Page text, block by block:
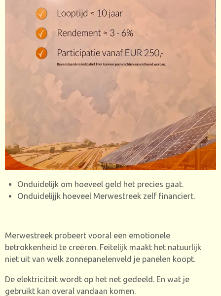
Onduidelijk om hoeveel geld het precies gaat.
Onduidelijjk hoeveel Merwestreek zelf financiert.
Merwestreek probeert vooral een emotionele
betrokkenheid te creëren. Feitelijk maakt het natuurlijk
niet uit van welk zonnepanelenveld je panelen koopt.
De elektriciteit wordt op het net gedeeld. En wat je
gebruikt kan overal vandaan komen.